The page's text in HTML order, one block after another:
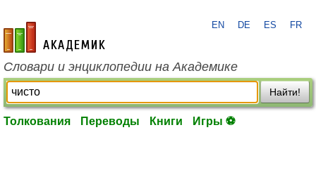
academic.ru
EN DE ES FR
Словари и энциклопедии на Академике
Найти!
Толкования Переводы Книги Игры ⚽